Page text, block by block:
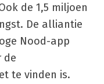
de 1,5 miljoen
De alliantie
Nood-app
de
te vinden is.